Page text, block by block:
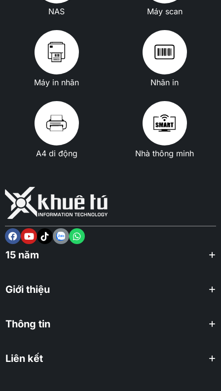
NAS Máy scan
Máy in nhãn Nhãn in
A4 di động Nhà thông minh
15 năm
Giới thiệu
Thông tin
Liên kết